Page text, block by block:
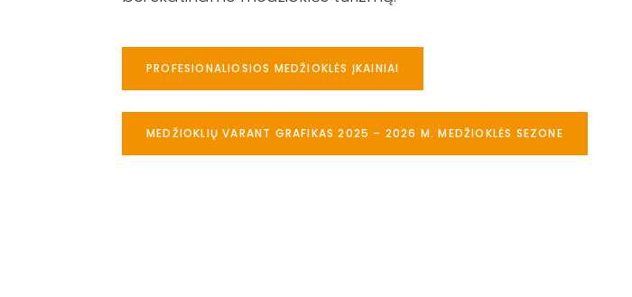
PROFESIONALIOSIOS MEDŽIOKLĖS ĮKAINIAI
MEDŽIOKLIŲ VARANT GRAFIKAS 2025 – 2026 M. MEDŽIOKLĖS SEZONE